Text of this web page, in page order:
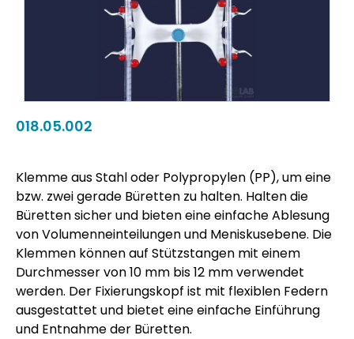
018.05.002
Klemme aus Stahl oder Polypropylen (PP), um eine
bzw. zwei gerade Büretten zu halten. Halten die
Büretten sicher und bieten eine einfache Ablesung
von Volumenneinteilungen und Meniskusebene. Die
Klemmen können auf Stützstangen mit einem
Durchmesser von 10 mm bis 12 mm verwendet
werden. Der Fixierungskopf ist mit flexiblen Federn
ausgestattet und bietet eine einfache Einführung
und Entnahme der Büretten.